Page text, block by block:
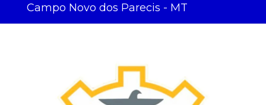
Campo Novo dos Parecis - MT